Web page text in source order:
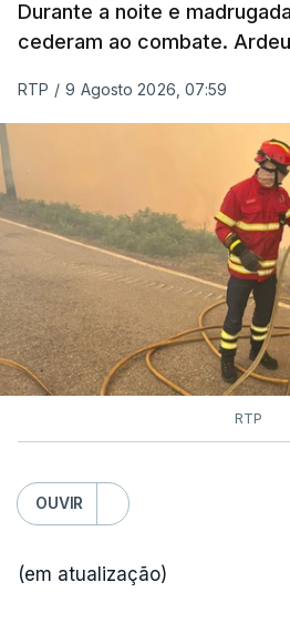
Durante a noite e
cederam ao combate.
RTP / 9 Agosto 2026, 07:59
RTP
OUVIR
(em atualização)